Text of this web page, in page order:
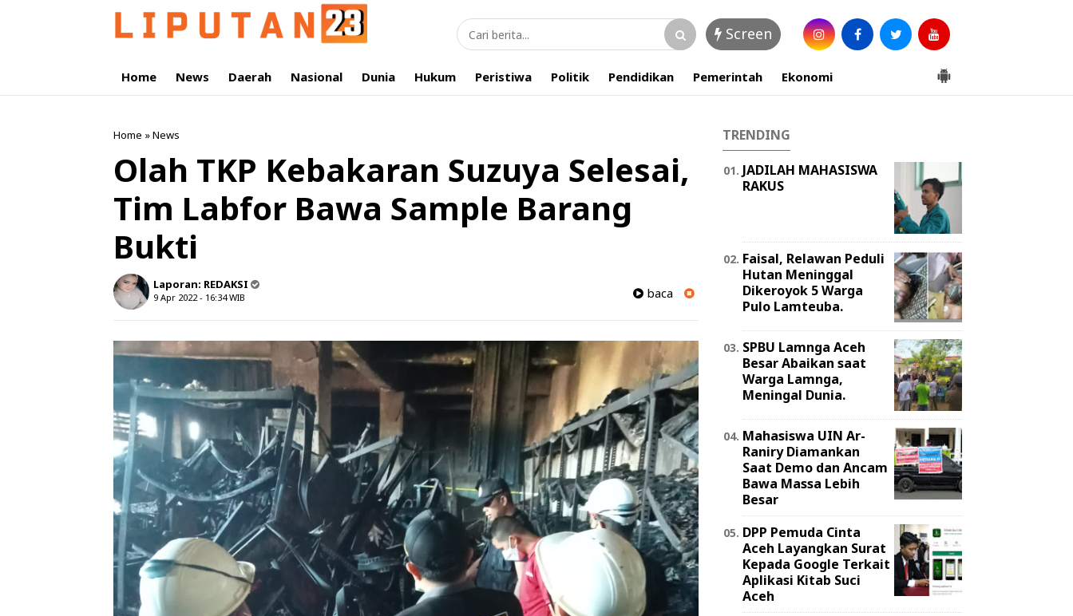
Screen
Home News Daerah Nasional Dunia Hukum Peristiwa Politik Pendidikan Pemerintah Ekonomi
Home »News
Olah TKP Kebakaran Suzuya Selesai,
Tim Labfor Bawa Sample Barang
Bukti
Laporan: REDAKSI
9 Apr 2022 - 16:34WIB baca
TRENDING
JADILAH MAHASISWA
RAKUS
Faisal, Relawan Peduli
Hutan Meninggal
Dikeroyok 5 Warga
Pulo Lamteuba.
SPBU Lamnga Aceh
Besar Abaikan saat
Warga Lamnga,
Meningal Dunia.
Mahasiswa UIN Ar-
Raniry Diamankan
Saat Demo dan Ancam
Bawa Massa Lebih
Besar
DPP Pemuda Cinta
Aceh Layangkan Surat
Kepada Google Terkait
Aplikasi Kitab Suci
Aceh